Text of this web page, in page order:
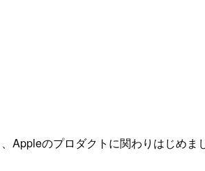
Appleのプロダクトに関わりはじめま